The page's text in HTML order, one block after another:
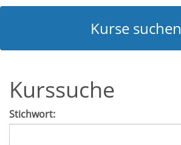
Kurse suchen
Kurssuche
Stichwort: